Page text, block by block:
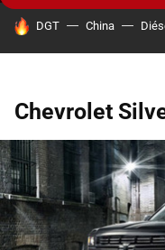
HOY SE HABLA DE
DGT China
Chevrolet